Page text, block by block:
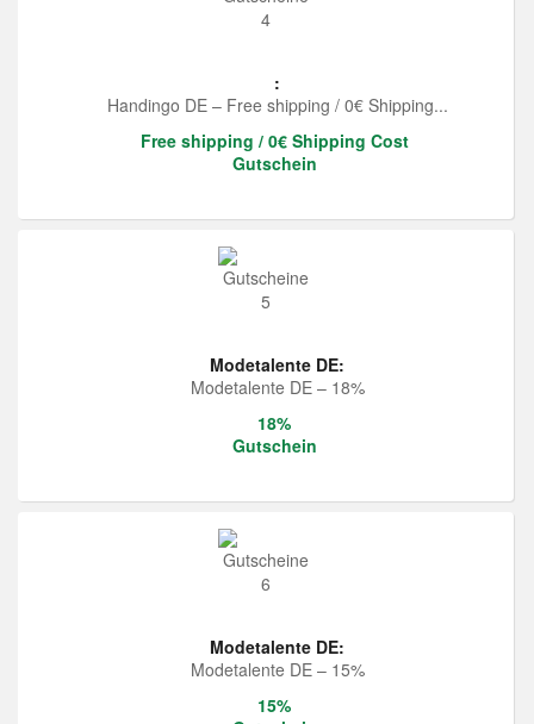
:
Handingo DE – Free shipping / 0€ Shipping...
Free shipping / 0€ Shipping Cost
Gutschein
Modetalente DE:
Modetalente DE – 18%
18%
Gutschein
Modetalente DE:
Modetalente DE – 15%
15%